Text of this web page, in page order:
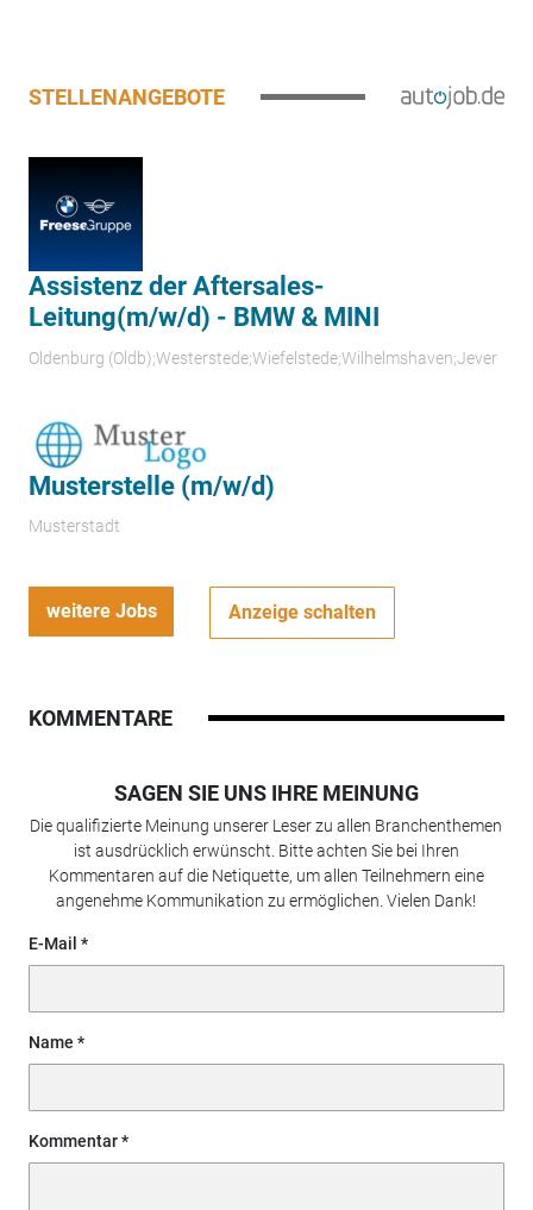
STELLENANGEBOTE
Assistenz der Aftersales-
Leitung(m/w/d) - BMW & MINI
Oldenburg (Oldb);Westerstede;Wiefelstede;Wilhelmshaven;Jever
Musterstelle (m/w/d)
Musterstadt
weitere Jobs Anzeige schalten
KOMMENTARE
SAGEN SIE UNS IHRE MEINUNG
Die qualifizierte Meinung unserer Leser zu allen Branchenthemen
ist ausdrücklich erwünscht. Bitte achten Sie bei Ihren
Kommentaren auf die Netiquette, um allen Teilnehmern eine
angenehme Kommunikation zu ermöglichen. Vielen Dank!
E-Mail
Name
Kommentar